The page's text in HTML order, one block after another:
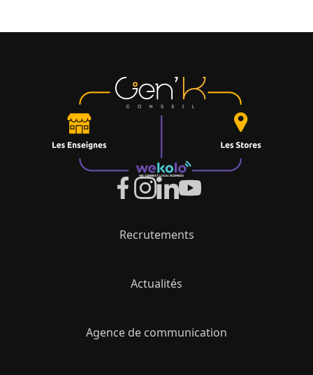
Recrutements
Actualités
Agence de communication